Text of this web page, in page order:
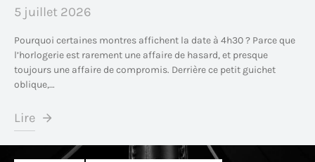
5 juillet 2026
Pourquoi certaines montres affichent la date à 4h30 ? Parce que
l’horlogerie est rarement une affaire de hasard, et presque
toujours une affaire de compromis. Derrière ce petit guichet
oblique,…
Lire